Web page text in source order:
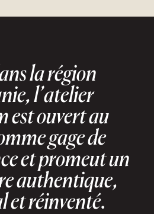
la région
l’atelier
est ouvert au
gage de
et promeut un
authentique,
et réinventé.